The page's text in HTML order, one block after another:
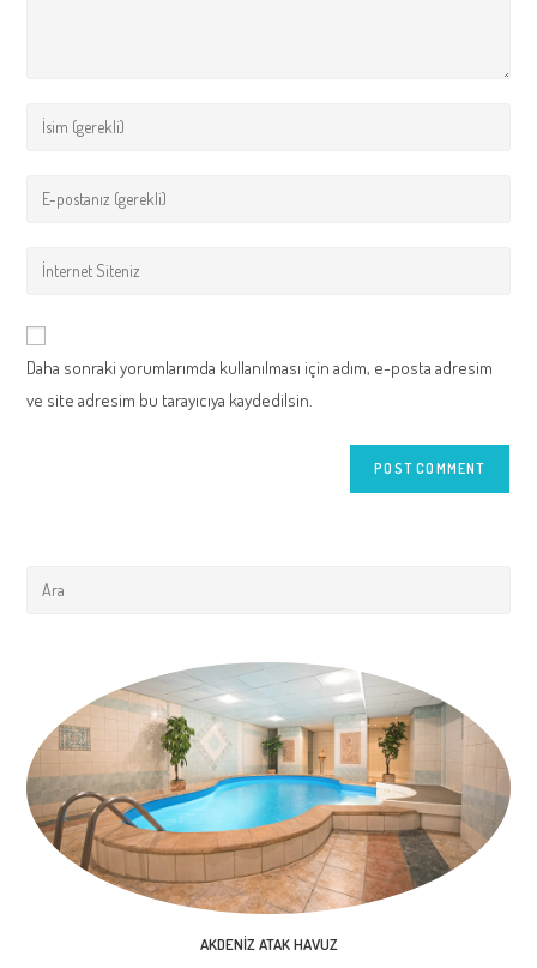
Enter
Enter
address
Enter
URL
(optional)
Daha sonraki yorumlarımda kullanılması için adım, e-posta adresim
ve site adresim bu tarayıcıya kaydedilsin.
AKDENIZ ATAK HAVUZ